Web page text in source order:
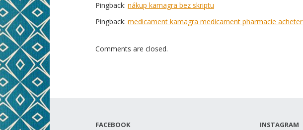
Pingback: nákup kamagra bez skriptu
Pingback: medicament kamagra medicament pharmacie acheter
Comments are closed.
FACEBOOK INSTAGRAM